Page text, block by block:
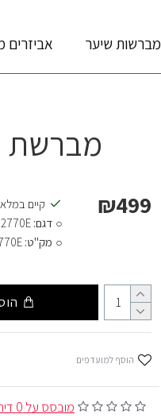
מברשות שיער אביזרים
מברשת
מובסס על 0 דירוגים.
₪499
קיים
דגם:
מק"ט:
הוסף למועדפים